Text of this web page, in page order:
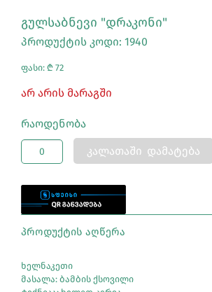
ᲒᲣᲚᲡᲐᲑᲜᲔᲕᲘ "ᲓᲠᲐᲙᲝᲜᲘ"
პროდუქტის კოდი: 1940
ფასი: ₾ 72
Არ Არის Მარაგში
Რაოდენობა
ᲙᲐᲚᲐᲗᲐᲨᲘ ᲓᲐᲛᲐᲢᲔᲑᲐ
ᲞᲠᲝᲓᲣᲥᲢᲘᲡ ᲐᲦᲬᲔᲠᲐ
ხელნაკეთი
მასალა: ბამბის ქსოვილი